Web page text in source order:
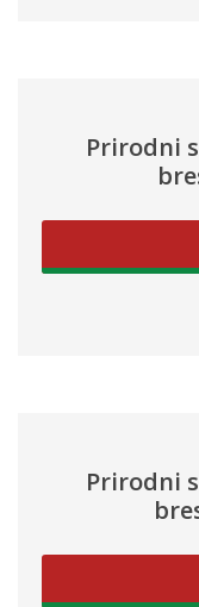
Prirodni
Prirodni